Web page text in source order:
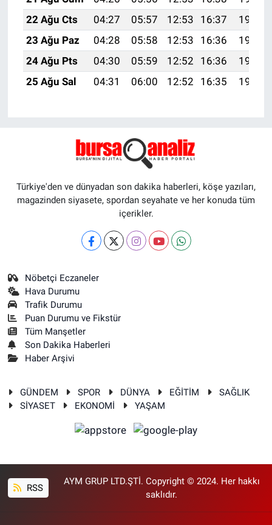
22 Ağu Cts
04:27 05:57 12:53 16:37
19:38
23 Ağu Paz
04:28 05:58 12:53 16:36
19:37
24 Ağu Pts
04:30 05:59 12:52 16:36
19:36
25 Ağu Sal
04:31 06:00 12:52 16:35 19:34
Türkiye'den ve dünyadan son dakika haberleri, köşe yazıları,
magazinden siyasete, spordan seyahate ve her konuda tüm
içerikler.
Nöbetçi Eczaneler
Hava Durumu
Trafik Durumu
Puan Durumu ve Fikstür
Tüm Manşetler
Son Dakika Haberleri
Haber Arşivi
GÜNDEM SPOR DÜNYA EĞİTİM
SAĞLIK
SİYASET
EKONOMİ YAŞAM
RSS
AYM GRUP LTD.ŞTİ. Copyright © 2024. Her hakkı
saklıdır.